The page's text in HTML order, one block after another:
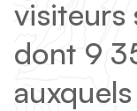
visiteurs
dont 9